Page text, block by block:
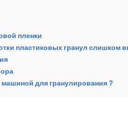
пленки
пластиковых гранул слишком
для гранулирования？